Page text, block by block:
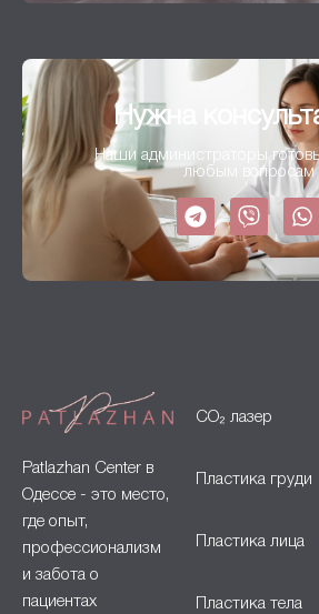
Нужна
Наши администраторы
любым вопросам
Patlazhan Center в
Одессе - это место,
где опыт,
профессионализм
и забота о
пациентах
CO₂ лазер
Пластика груди
Пластика лица
Пластика тела